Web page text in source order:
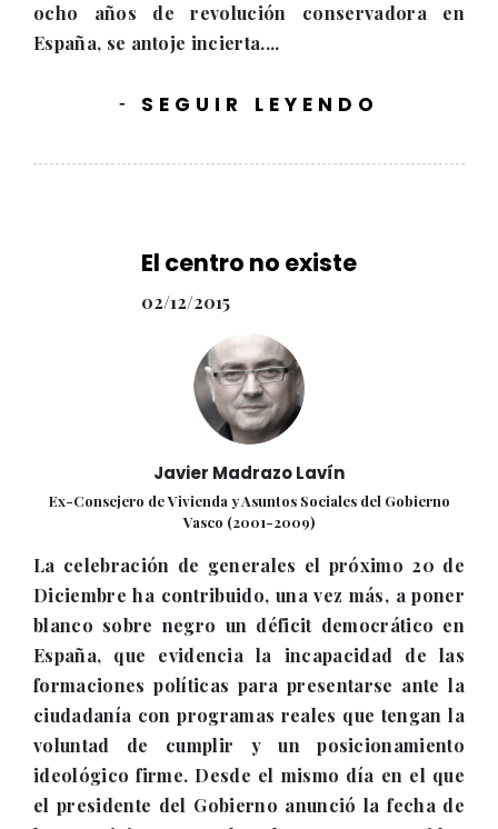
ocho años de revolución conservadora en
España, se antoje incierta....
- SEGUIR LEYENDO
El centro no existe
02/12/2015
Javier Madrazo Lavín
Ex-Consejero de Vivienda y Asuntos Sociales del Gobierno
Vasco (2001-2009)
La celebración de generales el próximo 20 de
Diciembre ha contribuido, una vez más, a poner
blanco sobre negro un déficit democrático en
España, que evidencia la incapacidad de las
formaciones políticas para presentarse ante la
ciudadanía con programas reales que tengan la
voluntad de cumplir y un posicionamiento
ideológico firme. Desde el mismo día en el que
el presidente del Gobierno anunció la fecha de